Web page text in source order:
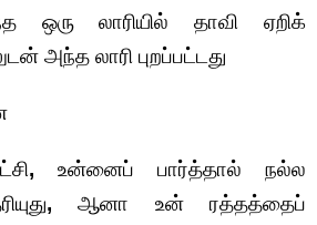
ஒரு லாரியில் தாவி ஏறிக்
அந்த லாரி புறப்பட்டது
, உன்னைப் பார்த்தால் நல்ல
, ஆனா உன் ரத்தத்தைப்